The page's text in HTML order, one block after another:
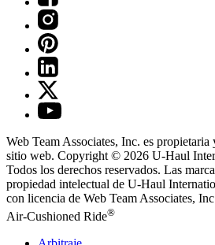
Web Team Associates, Inc. es propietaria
sitio web. Copyright © 2026 U-Haul
Todos los derechos reservados. Las
propiedad intelectual de U-Haul
con licencia de Web Team Associates,
Air-Cushioned Ride®